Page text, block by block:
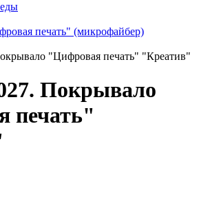
печать" (микрофайбер)
"Цифровая печать" "Креатив"
Покрывало
печать"